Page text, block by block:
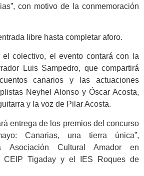
con motivo de la conmemoración
libre hasta completar aforo.
el colectivo, el evento contará con la
Luis Sampedro, que compartirá
canarios y las actuaciones
Neyhel Alonso y Óscar Acosta,
y la voz de Pilar Acosta.
entrega de los premios del concurso
Canarias, una tierra única”,
Asociación Cultural Amador en
CEIP Tigaday y el IES Roques de